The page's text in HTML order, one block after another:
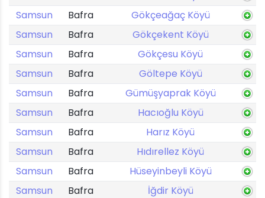
Samsun
Bafra
Gökçeağaç Köyü
Samsun
Bafra
Gökçekent Köyü
Samsun
Bafra
Gökçesu Köyü
Samsun
Bafra
Göltepe Köyü
Samsun
Bafra
Gümüşyaprak Köyü
Samsun
Bafra
Hacıoğlu Köyü
Samsun
Bafra
Harız Köyü
Samsun
Bafra
Hıdırellez Köyü
Samsun
Bafra
Hüseyinbeyli Köyü
Samsun
Bafra
İğdir Köyü